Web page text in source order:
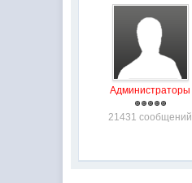
Администраторы
21431 сообщений